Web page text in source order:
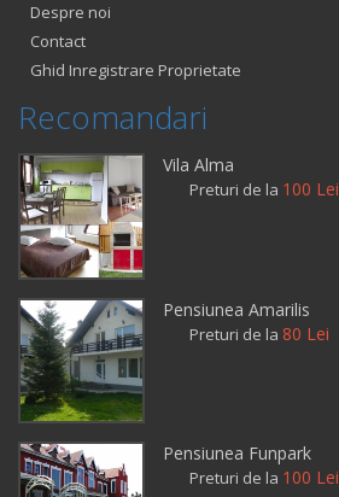
Despre noi
Contact
Ghid Inregistrare Proprietate
Recomandari
Vila Alma
Preturi de la 100 Lei
Pensiunea Amarilis
Preturi de la 80 Lei
Pensiunea Funpark
Preturi de la 100 Lei